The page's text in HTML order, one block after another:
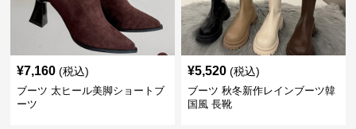
¥7,160 (税込)
ブーツ 太ヒール美脚ショートブ
ーツ
¥5,520 (税込)
ブーツ 秋冬新作レインブーツ韓
国風 長靴